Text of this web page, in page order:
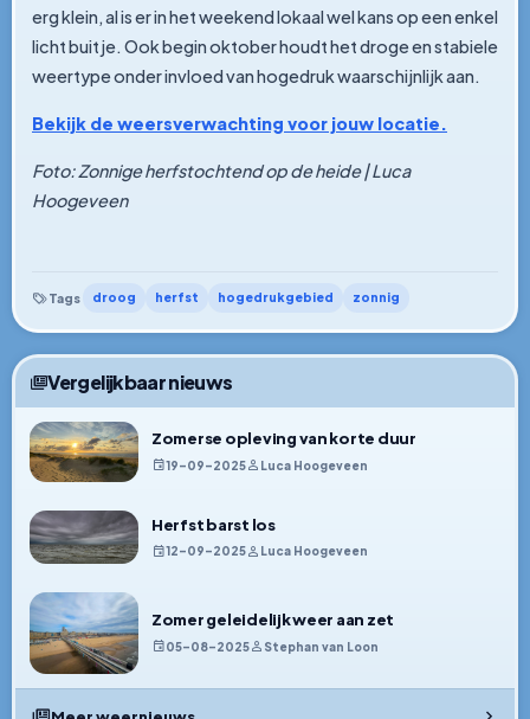
erg klein, al is er in het weekend lokaal wel kans op een enkel
licht buitje. Ook begin oktober houdt het droge en stabiele
weertype onder invloed van hogedruk waarschijnlijk aan.
Bekijk de weersverwachting voor jouw locatie.
Foto: Zonnige herfstochtend op de heide | Luca
Hoogeveen
Tags droog herfst hogedrukgebied zonnig
Vergelijkbaar nieuws
Zomerse opleving van korte duur
19–09–2025 Luca Hoogeveen
Herfst barst los
12–09–2025 Luca Hoogeveen
Zomer geleidelijk weer aan zet
05–08–2025 Stephan van Loon